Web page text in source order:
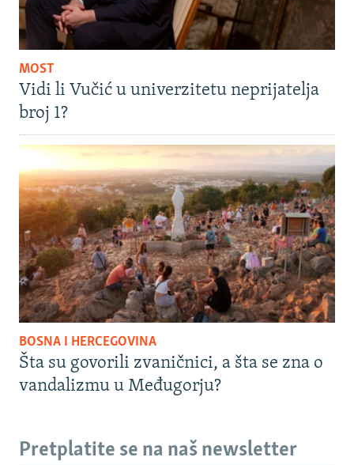
MOST
Vidi li Vučić u univerzitetu neprijatelja
broj 1?
BOSNA I HERCEGOVINA
Šta su govorili zvaničnici, a šta se zna o
vandalizmu u Međugorju?
Pretplatite se na naš newsletter